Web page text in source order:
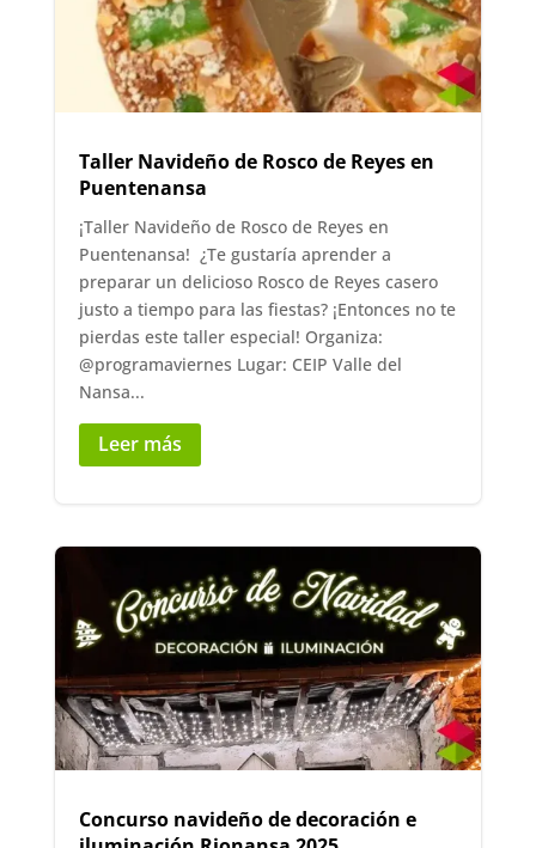
Taller Navideño de Rosco de Reyes en
Puentenansa
¡Taller Navideño de Rosco de Reyes en
Puentenansa! ¿Te gustaría aprender a
preparar un delicioso Rosco de Reyes casero
justo a tiempo para las fiestas? ¡Entonces no te
pierdas este taller especial! Organiza:
@programaviernes Lugar: CEIP Valle del
Nansa...
Leer más
Concurso navideño de decoración e